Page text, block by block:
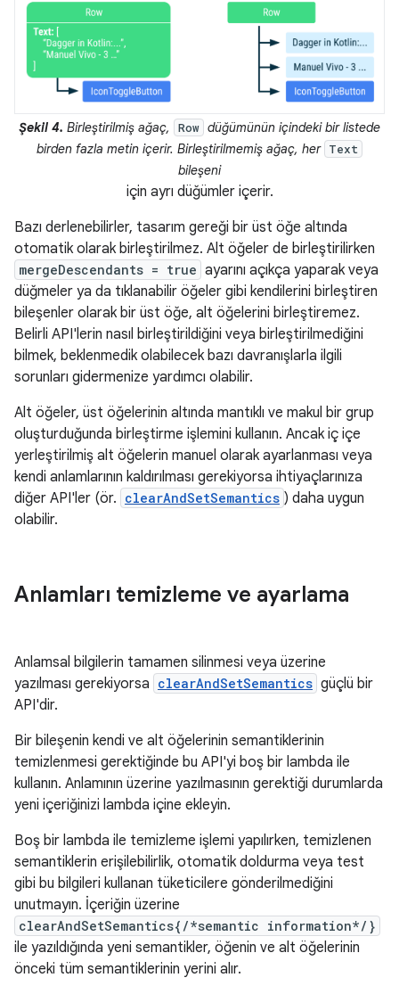
Şekil 4. Birleştirilmiş ağaç, Row düğümünün içindeki bir listede
birden fazla metin içerir. Birleştirilmemiş ağaç, her Text
bileşeni
için ayrı düğümler içerir.
Bazı derlenebilirler, tasarım gereği bir üst öğe altında
otomatik olarak birleştirilmez. Alt öğeler de birleştirilirken
mergeDescendants = true ayarını açıkça yaparak veya
düğmeler ya da tıklanabilir öğeler gibi kendilerini birleştiren
bileşenler olarak bir üst öğe, alt öğelerini birleştiremez.
Belirli API'lerin nasıl birleştirildiğini veya birleştirilmediğini
bilmek, beklenmedik olabilecek bazı davranışlarla ilgili
sorunları gidermenize yardımcı olabilir.
Alt öğeler, üst öğelerinin altında mantıklı ve makul bir grup
oluşturduğunda birleştirme işlemini kullanın. Ancak iç içe
yerleştirilmiş alt öğelerin manuel olarak ayarlanması veya
kendi anlamlarının kaldırılması gerekiyorsa ihtiyaçlarınıza
diğer API'ler (ör. clearAndSetSemantics ) daha uygun
olabilir.
Anlamları temizleme ve ayarlama
Anlamsal bilgilerin tamamen silinmesi veya üzerine
yazılması gerekiyorsa clearAndSetSemantics güçlü bir
API'dir.
Bir bileşenin kendi ve alt öğelerinin semantiklerinin
temizlenmesi gerektiğinde bu API'yi boş bir lambda ile
kullanın. Anlamının üzerine yazılmasının gerektiği durumlarda
yeni içeriğinizi lambda içine ekleyin.
Boş bir lambda ile temizleme işlemi yapılırken, temizlenen
semantiklerin erişilebilirlik, otomatik doldurma veya test
gibi bu bilgileri kullanan tüketicilere gönderilmediğini
unutmayın. İçeriğin üzerine
clearAndSetSemantics{/*semantic information*/}
ile yazıldığında yeni semantikler, öğenin ve alt öğelerinin
önceki tüm semantiklerinin yerini alır.